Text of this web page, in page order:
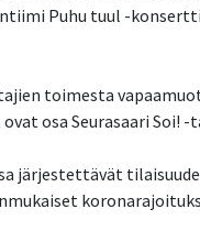
Puhu tuul -
toimesta
osa Seurasaari Soi! -
järjestettävät